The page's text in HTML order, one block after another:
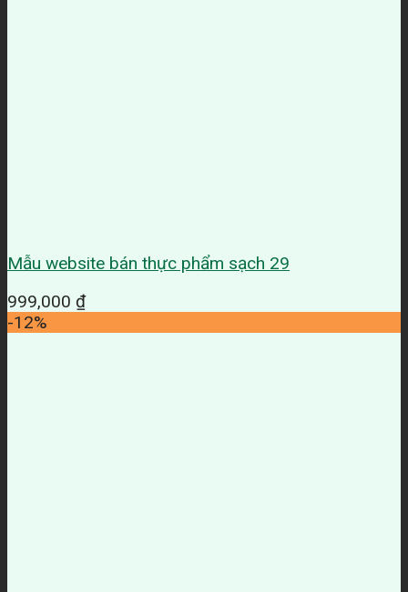
Mẫu website bán thực phẩm sạch 29
999,000 ₫
-12%